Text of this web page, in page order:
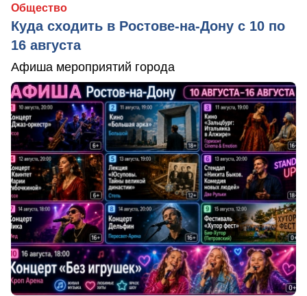
Общество
Куда сходить в Ростове-на-Дону с 10 по
16 августа
Афиша мероприятий города